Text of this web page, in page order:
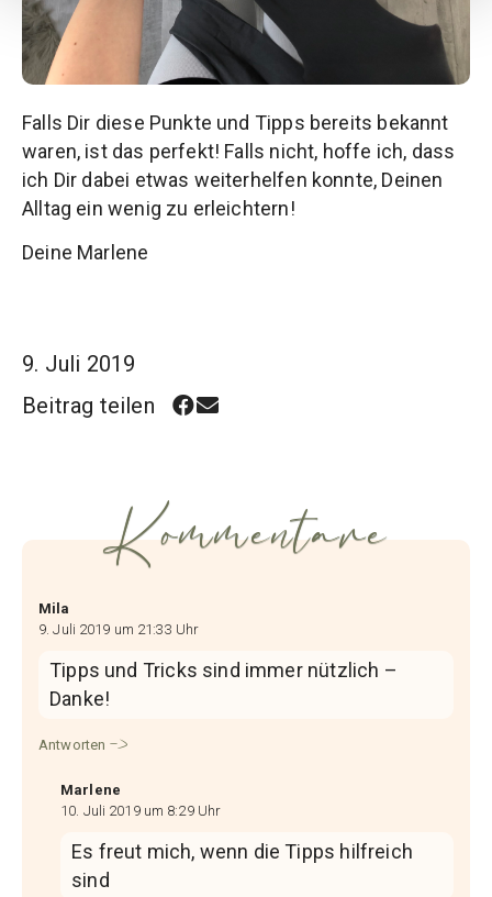
Falls Dir diese Punkte und Tipps bereits bekannt
waren, ist das perfekt! Falls nicht, hoffe ich, dass
ich Dir dabei etwas weiterhelfen konnte, Deinen
Alltag ein wenig zu erleichtern!
Deine Marlene
9. Juli 2019
Beitrag teilen
Kommentare
Mila
9. Juli 2019 um 21:33 Uhr
Tipps und Tricks sind immer nützlich –
Danke!
Antworten
Marlene
10. Juli 2019 um 8:29 Uhr
Es freut mich, wenn die Tipps hilfreich
sind